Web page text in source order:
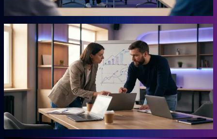
Mehr erfahren →
Autor
AHEAD Buchserie
Das Playbook für deinen Vorsprung.
Marketing, KI, Lead-Generierung, Empfehlungen. Jedes Buch
beantwortet eine Frage: Wie baust du einen Teil deiner Growth
Engine? Co-geschrieben mit der Erfahrung aus 20 Jahren eigenem
Mehr erfahren →